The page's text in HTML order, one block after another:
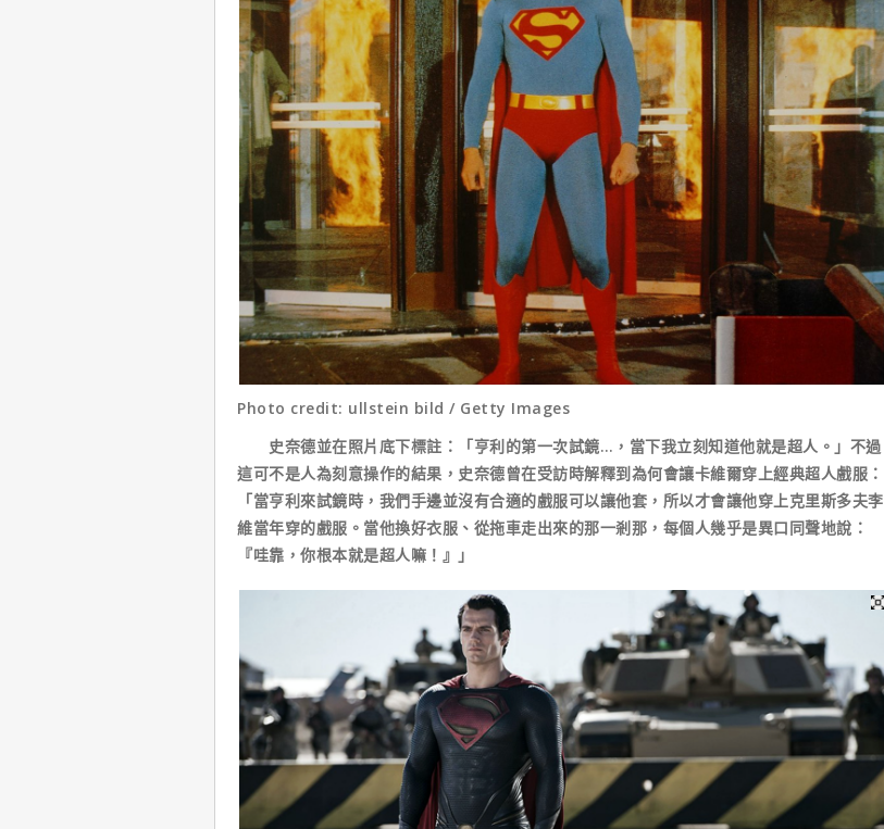
Photo credit: ullstein bild / Getty Images
史奈德並在照片底下標註：「亨利的第一次試鏡…，當下我立刻知道他就是超人。」不過
這可不是人為刻意操作的結果，史奈德曾在受訪時解釋到為何會讓卡維爾穿上經典超人戲服：
「當亨利來試鏡時，我們手邊並沒有合適的戲服可以讓他套，所以才會讓他穿上克里斯多夫李
維當年穿的戲服。當他換好衣服、從拖車走出來的那一剎那，每個人幾乎是異口同聲地說：
『哇靠，你根本就是超人嘛！』」